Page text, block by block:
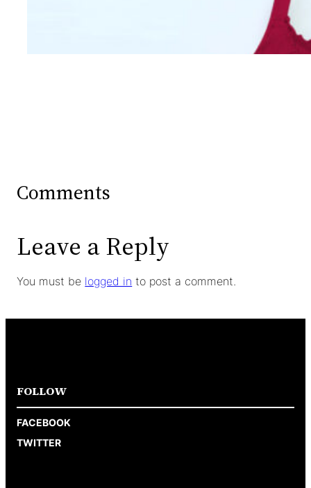
Mengintip Kepribadian
Wanita Dari Warna Bra
Comments
Leave a Reply
You must be logged in to post a comment.
FOLLOW
FACEBOOK
TWITTER